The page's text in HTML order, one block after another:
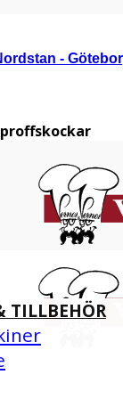
-
TILLBEHÖR